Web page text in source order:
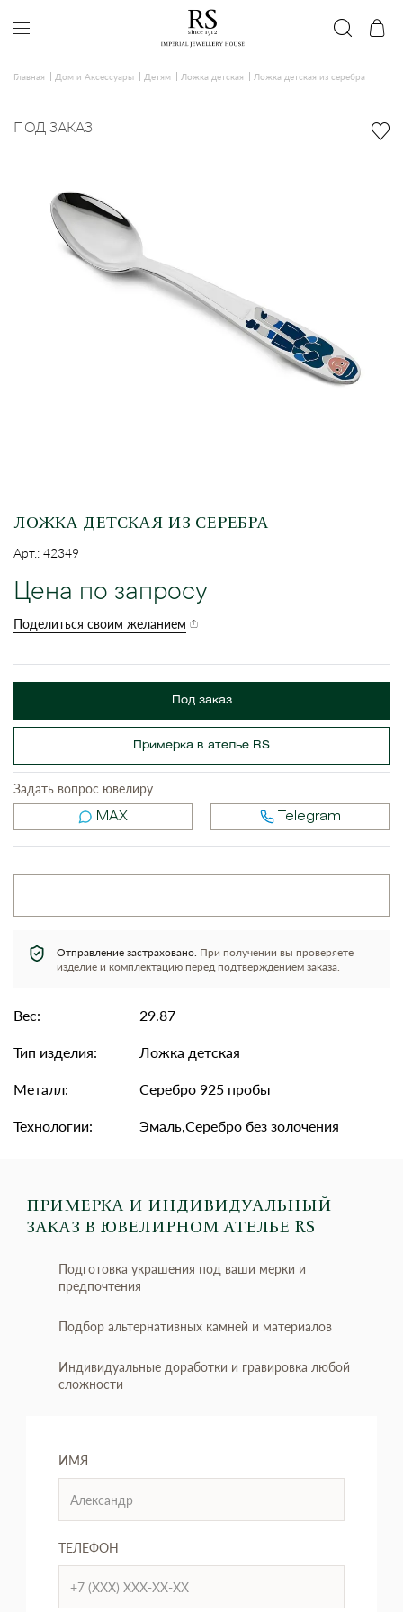
Главная Дом и Аксессуары Детям Ложка детская Ложка детская из серебра
ПОД ЗАКАЗ
ЛОЖКА ДЕТСКАЯ ИЗ СЕРЕБРА
Арт.: 42349
Цена по запросу
Поделиться своим желанием
Под заказ
Примерка в ателье RS
Задать вопрос ювелиру
MAX Telegram
Отправление застраховано. При получении вы проверяете
изделие и комплектацию перед подтверждением заказа.
Вес:
29.87
Тип изделия:
Ложка детская
Металл:
Серебро 925 пробы
Технологии:
Эмаль,Серебро без золочения
ПРИМЕРКА И ИНДИВИДУАЛЬНЫЙ
ЗАКАЗ В ЮВЕЛИРНОМ АТЕЛЬЕ RS
Подготовка украшения под ваши мерки и
предпочтения
Подбор альтернативных камней и материалов
Индивидуальные доработки и гравировка любой
сложности
ИМЯ
ТЕЛЕФОН